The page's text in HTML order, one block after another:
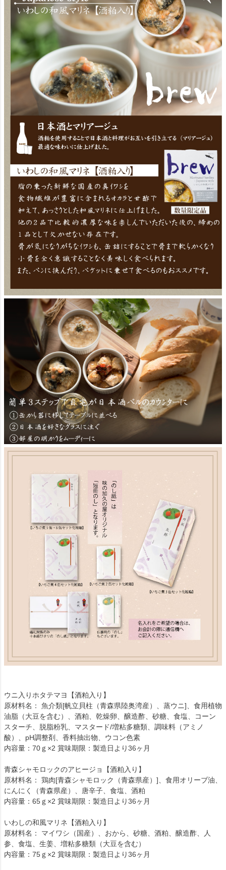
ウニ入りホタテマヨ【酒粕入り】
原材料名： 魚介類[帆立貝柱（青森県陸奥湾産）、蒸ウニ]、食用植物
油脂（大豆を含む）、酒粕、乾燥卵、醸造酢、砂糖、食塩、コーン
スターチ、脱脂粉乳、マスタード/増粘多糖類、調味料（アミノ
酸）、pH調整剤、香料抽出物、ウコン色素
内容量：70ｇ×2 賞味期限：製造日より36ヶ月
青森シャモロックのアヒージョ【酒粕入り】
原材料名： 鶏肉[青森シャモロック（青森県産）]、食用オリーブ油、
にんにく（青森県産）、唐辛子、食塩、酒粕
内容量：65ｇ×2 賞味期限：製造日より36ヶ月
いわしの和風マリネ【酒粕入り】
原材料名： マイワシ（国産）、おから、砂糖、酒粕、醸造酢、人
参、食塩、生姜、増粘多糖類（大豆を含む）
内容量：75ｇ×2 賞味期限：製造日より36ヶ月